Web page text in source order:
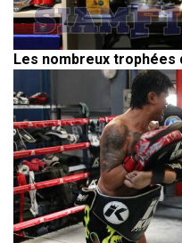
Les nombreux trophées